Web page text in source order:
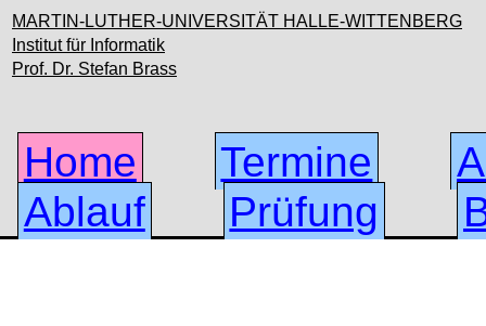
MARTIN-LUTHER-UNIVERSITÄT HALLE-WITTENBERG
Institut für Informatik
Prof. Dr. Stefan Brass
Home Termine
Ablauf
Prüfung